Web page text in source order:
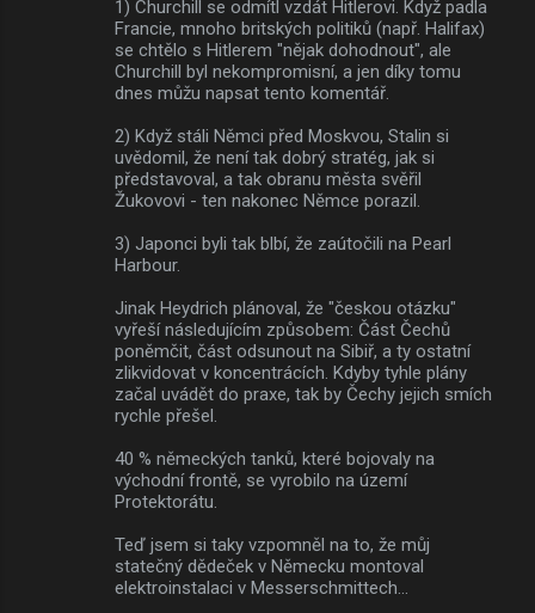
1) Churchill se odmítl vzdát Hitlerovi. Když padla
Francie, mnoho britských politiků (např. Halifax)
se chtělo s Hitlerem "nějak dohodnout", ale
Churchill byl nekompromisní, a jen díky tomu
dnes můžu napsat tento komentář.
2) Když stáli Němci před Moskvou, Stalin si
uvědomil, že není tak dobrý stratég, jak si
představoval, a tak obranu města svěřil
Žukovovi - ten nakonec Němce porazil.
3) Japonci byli tak blbí, že zaútočili na Pearl
Harbour.
Jinak Heydrich plánoval, že "českou otázku"
vyřeší následujícím způsobem: Část Čechů
poněmčit, část odsunout na Sibiř, a ty ostatní
zlikvidovat v koncentrácích. Kdyby tyhle plány
začal uvádět do praxe, tak by Čechy jejich smích
rychle přešel.
40 % německých tanků, které bojovaly na
východní frontě, se vyrobilo na území
Protektorátu.
Teď jsem si taky vzpomněl na to, že můj
statečný dědeček v Německu montoval
elektroinstalaci v Messerschmittech...